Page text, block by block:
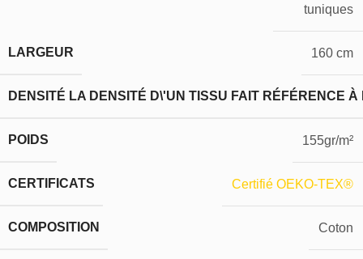
tuniques
LARGEUR 160 cm
DENSITÉ LA DENSITÉ D\'UN TISSU FAIT RÉFÉRENCE
POIDS 155gr/m²
CERTIFICATS Certifié OEKO-TEX®
COMPOSITION Coton